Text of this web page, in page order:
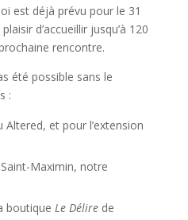
est déjà prévu pour le 31
d’accueillir jusqu’à 120
rencontre.
été possible sans le
:
et pour l’extension
Maximin, notre
boutique Le Délirede